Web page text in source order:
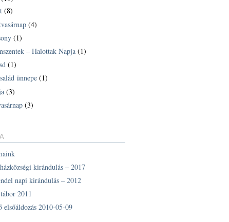
(8)
(4)
(1)
– Halottak Napja (1)
(1)
ünnepe (1)
(3)
(3)
kirándulás – 2017
napi kirándulás – 2012
2011
elsőáldozás 2010-05-09